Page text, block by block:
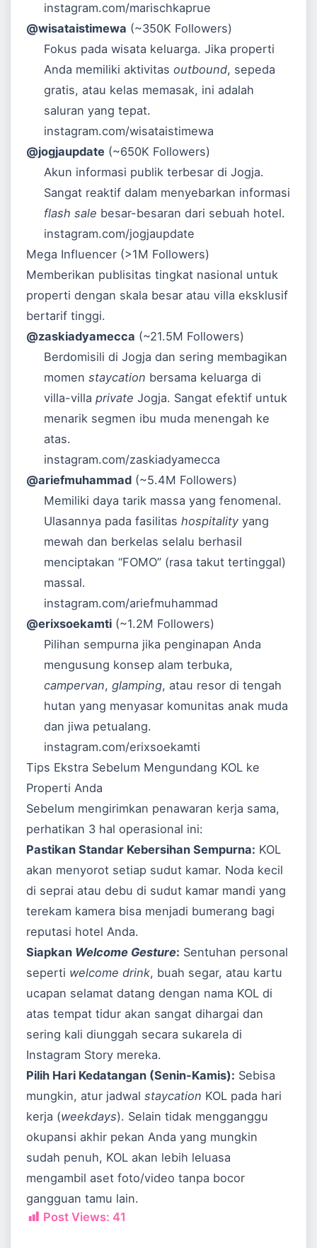
instagram.com/marischkaprue
@wisataistimewa (~350K Followers)
Fokus pada wisata keluarga. Jika properti
Anda memiliki aktivitasoutbound, sepeda
gratis, atau kelas memasak, ini adalah
saluran yang tepat.
instagram.com/wisataistimewa
@jogjaupdate (~650K Followers)
Akun informasi publik terbesar di Jogja.
Sangat reaktif dalam menyebarkan informasi
flash sale besar-besaran dari sebuah hotel.
instagram.com/jogjaupdate
Mega Influencer (>1M Followers)
Memberikan publisitas tingkat nasional untuk
properti dengan skala besar atau villa eksklusif
bertarif tinggi.
@zaskiadyamecca (~21.5M Followers)
Berdomisili di Jogja dan sering membagikan
momenstaycation bersama keluarga di
villa-villaprivate Jogja. Sangat efektif untuk
menarik segmen ibu muda menengah ke
atas.
instagram.com/zaskiadyamecca
@ariefmuhammad (~5.4M Followers)
Memiliki daya tarik massa yang fenomenal.
Ulasannya pada fasilitashospitality yang
mewah dan berkelas selalu berhasil
menciptakan “FOMO” (rasa takut tertinggal)
massal.
instagram.com/ariefmuhammad
@erixsoekamti (~1.2M Followers)
Pilihan sempurna jika penginapan Anda
mengusung konsep alam terbuka,
campervan,glamping, atau resor di tengah
hutan yang menyasar komunitas anak muda
dan jiwa petualang.
instagram.com/erixsoekamti
Tips Ekstra Sebelum Mengundang KOL ke
Properti Anda
Sebelum mengirimkan penawaran kerja sama,
perhatikan 3 hal operasional ini:
Pastikan Standar Kebersihan Sempurna: KOL
akan menyorot setiap sudut kamar. Noda kecil
di seprai atau debu di sudut kamar mandi yang
terekam kamera bisa menjadi bumerang bagi
reputasi hotel Anda.
Siapkan Welcome Gesture: Sentuhan personal
seperti welcome drink, buah segar, atau kartu
ucapan selamat datang dengan nama KOL di
atas tempat tidur akan sangat dihargai dan
sering kali diunggah secara sukarela di
Instagram Story mereka.
Pilih Hari Kedatangan (Senin-Kamis): Sebisa
mungkin, atur jadwalstaycation KOL pada hari
kerja (weekdays). Selain tidak mengganggu
okupansi akhir pekan Anda yang mungkin
sudah penuh, KOL akan lebih leluasa
mengambil aset foto/video tanpa bocor
gangguan tamu lain.
Post Views: 41